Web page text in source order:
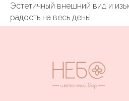
Эстетичный внешний вид и
радость на весь день!